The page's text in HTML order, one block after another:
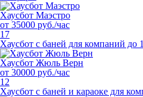
Хаусбот Маэстро
от 35000 руб./час
17
Хаусбот с баней для компаний до
Хаусбот Жюль Верн
от 30000 руб./час
12
Хаусбот с баней и караоке для